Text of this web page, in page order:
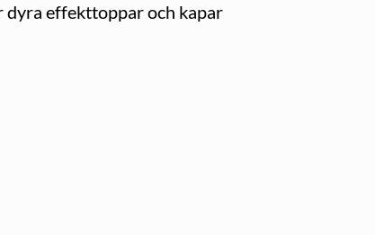
dyra effekttoppar och kapar